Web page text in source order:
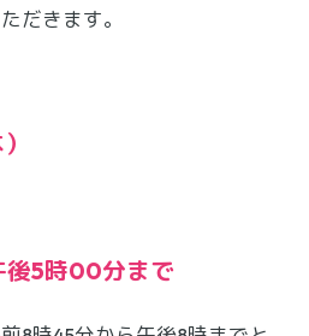
だきます。
後5時00分まで